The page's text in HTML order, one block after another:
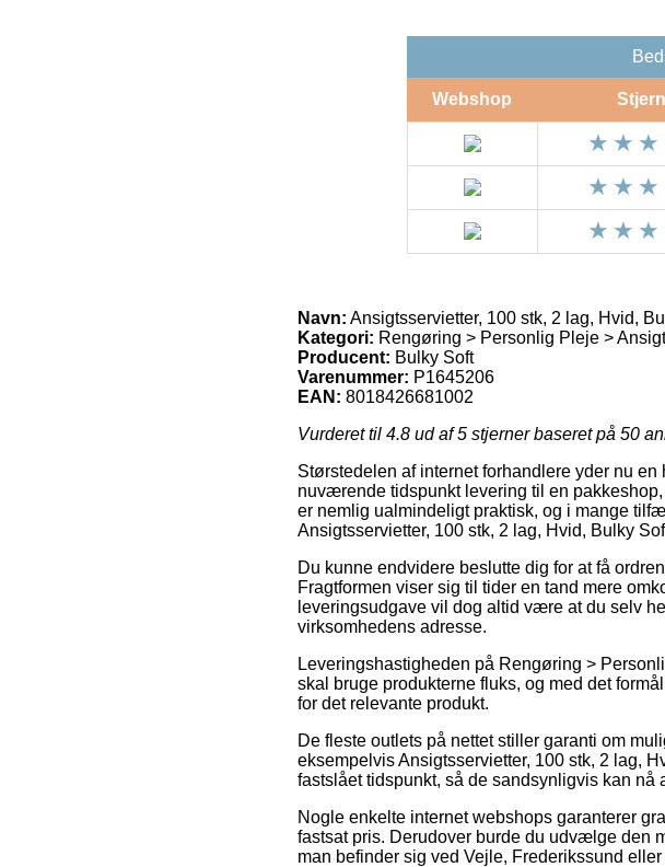
Webshop
Navn: Ansigtsservietter, 100 stk, 2 lag, Hvid,
Kategori: Rengøring > Personlig Pleje >
Producent: Bulky Soft
Varenummer: P1645206
EAN: 8018426681002
Vurderet til 4.8 ud af 5 stjerner baseret på 50
Størstedelen af internet forhandlere yder nu
nuværende tidspunkt levering til en
er nemlig ualmindeligt praktisk, og i mange
Ansigtsservietter, 100 stk, 2 lag, Hvid, Bulky
Du kunne endvidere beslutte dig for at få
Fragtformen viser sig til tider en tand mere
leveringsudgave vil dog altid være at du selv
virksomhedens adresse.
Leveringshastigheden på Rengøring >
skal bruge produkterne fluks, og med det
for det relevante produkt.
De fleste outlets på nettet stiller garanti om
eksempelvis Ansigtsservietter, 100 stk, 2 lag,
fastslået tidspunkt, så de sandsynligvis kan nå
Nogle enkelte internet webshops garanterer
fastsat pris. Derudover burde du udvælge den
man befinder sig ved Vejle, Frederikssund